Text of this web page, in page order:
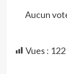
Aucun
Vues : 122